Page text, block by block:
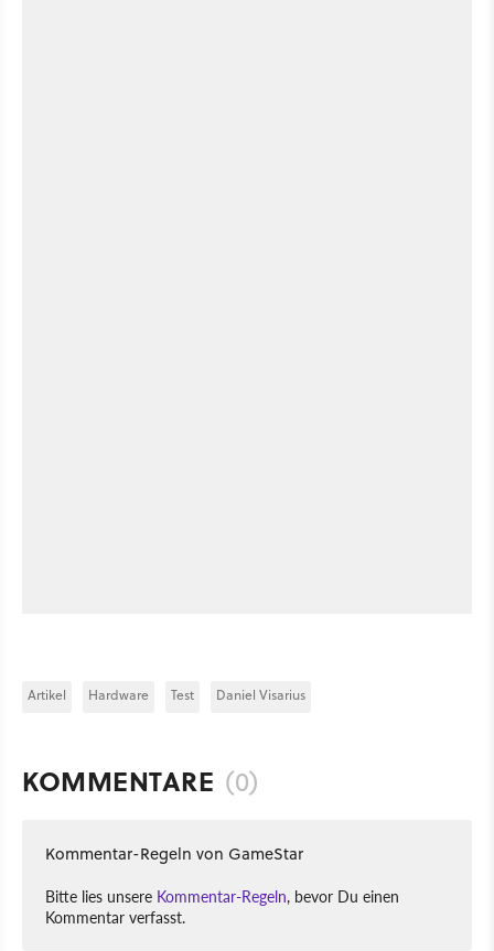
Artikel Hardware Test Daniel Visarius
KOMMENTARE (0)
Kommentar-Regeln von GameStar
Bitte lies unsere Kommentar-Regeln, bevor Du einen
Kommentar verfasst.